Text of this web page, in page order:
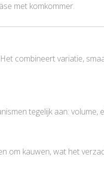
met komkommer.
combineert variatie,
tegelijk aan: volume,
om kauwen, wat het